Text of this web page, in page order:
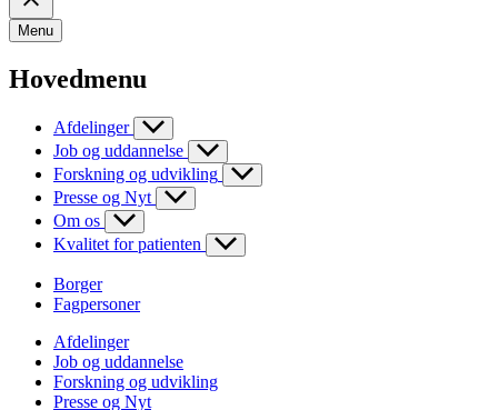
Menu
Hovedmenu
Afdelinger
Job og uddannelse
Forskning og udvikling
Presse og Nyt
Om os
Kvalitet for patienten
Borger
Fagpersoner
Afdelinger
Job og uddannelse
Forskning og udvikling
Presse og Nyt